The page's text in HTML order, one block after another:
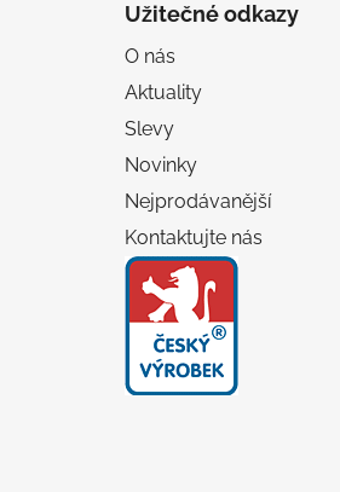
Užitečné odkazy
O nás
Aktuality
Slevy
Novinky
Nejprodávanější
Kontaktujte nás